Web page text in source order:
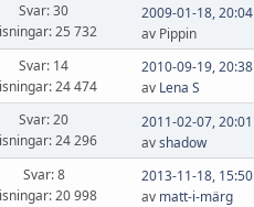
Svar: 30
25 732
2009-01-18, 20:04
av Pippin
Svar: 14
24 474
2010-09-19, 20:38
av Lena S
Svar: 20
24 296
2011-02-07, 20:01
avshadow
Svar: 8
20 998
2013-11-18, 15:50
av matt-i-märg